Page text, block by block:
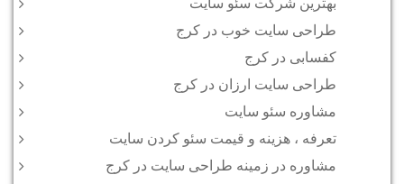
بهترین شرکت سئو سایت
طراحی سایت خوب در کرج
کفسابی در کرج
طراحی سایت ارزان در کرج
مشاوره سئو سایت
تعرفه ، هزینه و قیمت سئو کردن سایت
مشاوره در زمینه طراحی سایت در کرج